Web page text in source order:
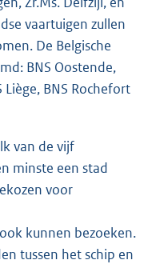
vaartuigen zullen
De Belgische
BNS Oostende,
Liège, BNS Rochefort
van de vijf
minste een stad
voor
kunnen bezoeken.
tussen het schip en